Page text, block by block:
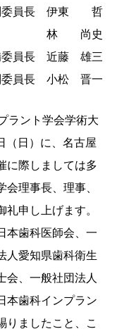
委員長 伊東 哲
林 尚史
委員長 近藤 雄三
委員長 小松 晋一
ラント学会学術大
（日）に、名古屋
に際しましては多
理事長、理事、
申し上げます。
本歯科医師会、一
人愛知県歯科衛生
会、一般社団法人
本歯科インプラン
りましたこと、こ